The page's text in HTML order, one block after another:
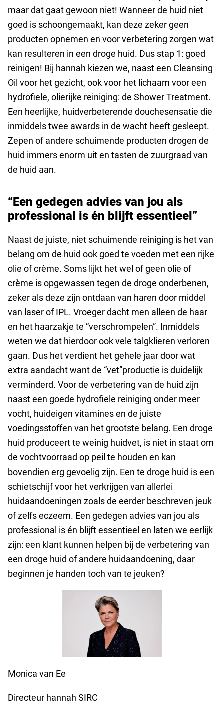
maar dat gaat gewoon niet! Wanneer de huid niet
goed is schoongemaakt, kan deze zeker geen
producten opnemen en voor verbetering zorgen wat
kan resulteren in een droge huid. Dus stap 1: goed
reinigen! Bij hannah kiezen we, naast een Cleansing
Oil voor het gezicht, ook voor het lichaam voor een
hydrofiele, olierijke reiniging: de Shower Treatment.
Een heerlijke, huidverbeterende douchesensatie die
inmiddels twee awards in de wacht heeft gesleept.
Zepen of andere schuimende producten drogen de
huid immers enorm uit en tasten de zuurgraad van
de huid aan.
“Een gedegen advies van jou als
professional is én blijft essentieel”
Naast de juiste, niet schuimende reiniging is het van
belang om de huid ook goed te voeden met een rijke
olie of crème. Soms lijkt het wel of geen olie of
crème is opgewassen tegen de droge onderbenen,
zeker als deze zijn ontdaan van haren door middel
van laser of IPL. Vroeger dacht men alleen de haar
en het haarzakje te “verschrompelen”. Inmiddels
weten we dat hierdoor ook vele talgklieren verloren
gaan. Dus het verdient het gehele jaar door wat
extra aandacht want de “vet”productie is duidelijk
verminderd. Voor de verbetering van de huid zijn
naast een goede hydrofiele reiniging onder meer
vocht, huideigen vitamines en de juiste
voedingsstoffen van het grootste belang. Een droge
huid produceert te weinig huidvet, is niet in staat om
de vochtvoorraad op peil te houden en kan
bovendien erg gevoelig zijn. Een te droge huid is een
schietschijf voor het verkrijgen van allerlei
huidaandoeningen zoals de eerder beschreven jeuk
of zelfs eczeem. Een gedegen advies van jou als
professional is én blijft essentieel en laten we eerlijk
zijn: een klant kunnen helpen bij de verbetering van
een droge huid of andere huidaandoening, daar
beginnen je handen toch van te jeuken?
Monica van Ee
Directeur hannah SIRC